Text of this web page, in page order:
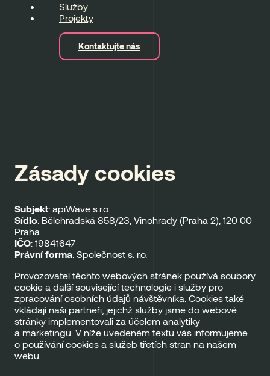
Služby
Projekty
Kontaktujte nás
Zásady cookies
Subjekt: apiWave s.r.o.
Sídlo: Bělehradská 858/23, Vinohrady (Praha 2), 120 00
Praha
IČO: 19841647
Právní forma: Společnost s. r.o.
Provozovatel těchto webových stránek používá soubory
cookie a další související technologie i služby pro
zpracování osobních údajů návštěvníka. Cookies také
vkládají naši partneři, jejichž služby jsme do webové
stránky implementovali za účelem analytiky
a marketingu. V níže uvedeném textu vás informujeme
o používání cookies a služeb třetích stran na našem
webu.